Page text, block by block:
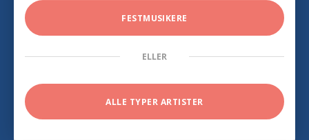
FESTMUSIKERE
ELLER
ALLE TYPER ARTISTER